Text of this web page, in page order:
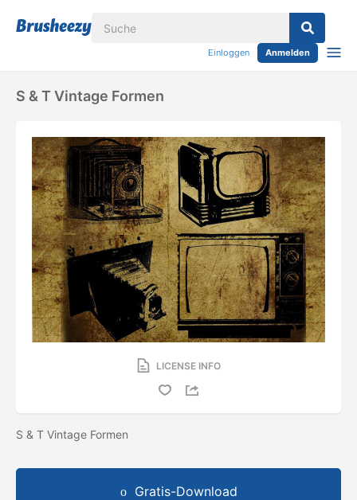
Einloggen Anmelden
S & T Vintage Formen
LICENSE INFO
S & T Vintage Formen
Gratis-Download